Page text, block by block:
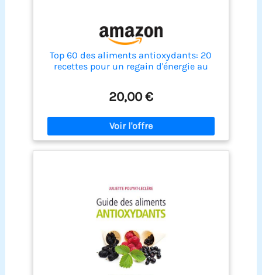
Top 60 des aliments antioxydants: 20
recettes pour un regain d'énergie au
20,00 €